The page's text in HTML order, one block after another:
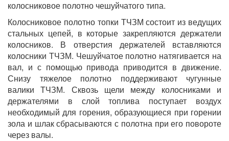
колосниковое полотно чешуйчатого типа.
Колосниковое полотно топки ТЧЗМ состоит из ведущих
стальных цепей, в которые закрепляются держатели
колосников. В отверстия держателей вставляются
колосники ТЧЗМ. Чешуйчатое полотно натягивается на
вал, и с помощью привода приводится в движение.
Снизу тяжелое полотно поддерживают чугунные
валики ТЧЗМ. Сквозь щели между колосниками и
держателями в слой топлива поступает воздух
необходимый для горения, образующиеся при горении
зола и шлак сбрасываются с полотна при его повороте
через валы.